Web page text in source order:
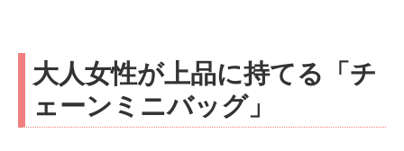
大人女性が上品に持てる「チ
ェーンミニバッグ」